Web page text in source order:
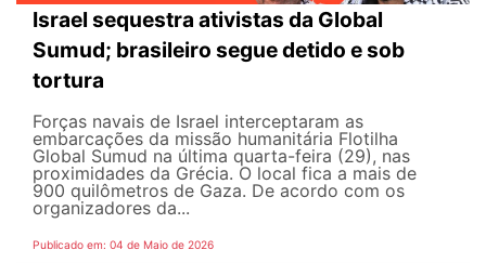
Israel sequestra ativistas da Global
Sumud; brasileiro segue detido e sob
tortura
Forças navais de Israel interceptaram as
embarcações da missão humanitária Flotilha
Global Sumud na última quarta-feira (29), nas
proximidades da Grécia. O local fica a mais de
900 quilômetros de Gaza. De acordo com os
organizadores da...
Publicado em: 04 de Maio de 2026